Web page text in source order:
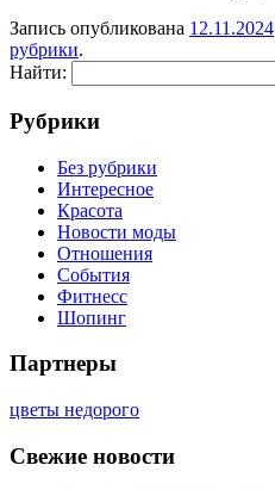
Запись опубликована 12.11.2024
рубрики.
Найти:
Рубрики
Без рубрики
Интересное
Красота
Новости моды
Отношения
События
Фитнесс
Шопинг
Партнеры
цветы недорого
Свежие новости